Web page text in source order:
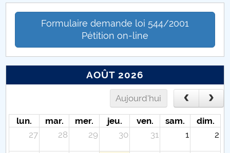
Formulaire demande loi 544/2001
Pétition on-line
AOÛT 2026
Aujourd'hui
lun. mar. mer. jeu. ven. sam.
dim.
27
28 29 30 31 1 2